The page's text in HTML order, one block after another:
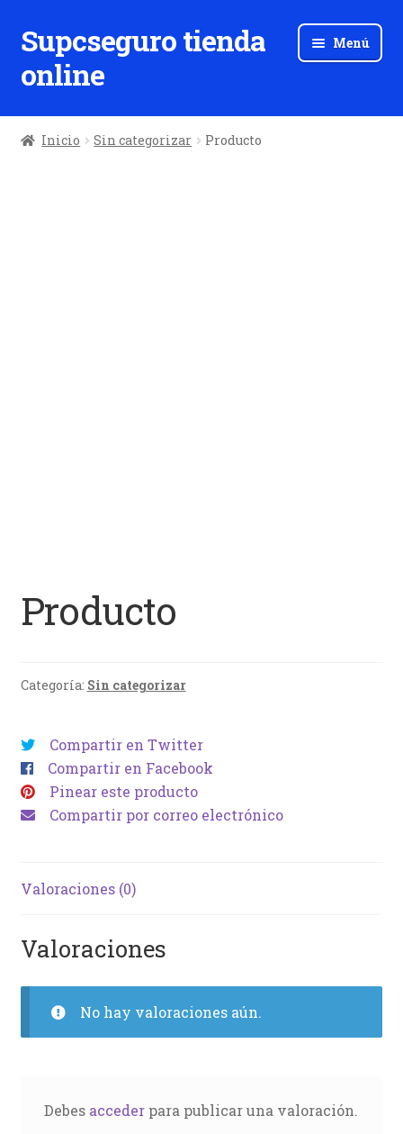
Ir
a
la
Ir
al
contenido
Supcseguro tienda
online
Menú
Inicio Sin categorizar Producto
Producto
Categoría: Sin categorizar
Compartir en Twitter
Compartir en Facebook
Pinear este producto
Compartir por correo electrónico
Valoraciones (0)
Valoraciones
No hay valoraciones aún.
Debes accederpara publicar una valoración.